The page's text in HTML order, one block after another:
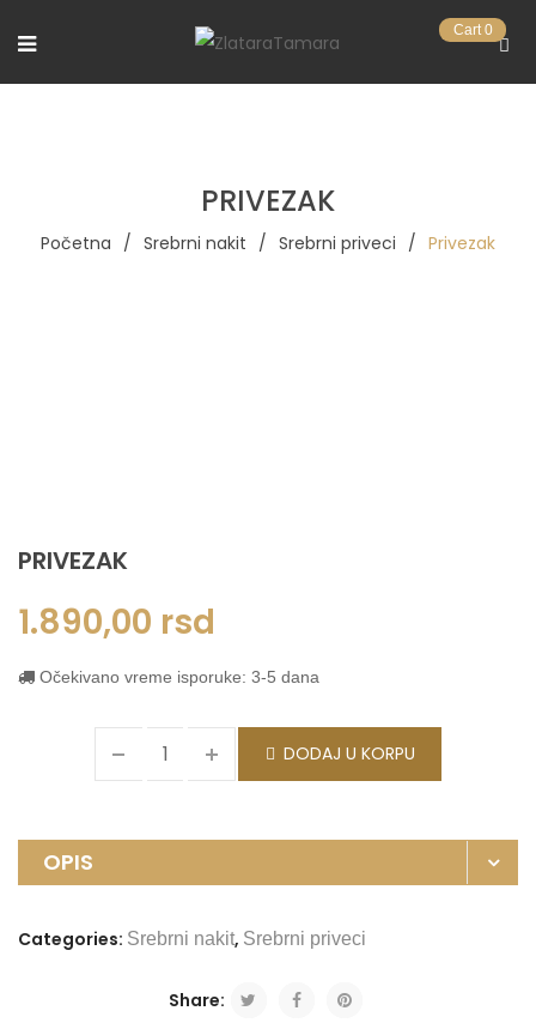
Cart 0
PRIVEZAK
Početna / Srebrni nakit / Srebrni priveci / Privezak
PRIVEZAK
1.890,00 rsd
Očekivano vreme isporuke: 3-5 dana
DODAJ U KORPU
OPIS
Categories: Srebrni nakit, Srebrni priveci
Share: